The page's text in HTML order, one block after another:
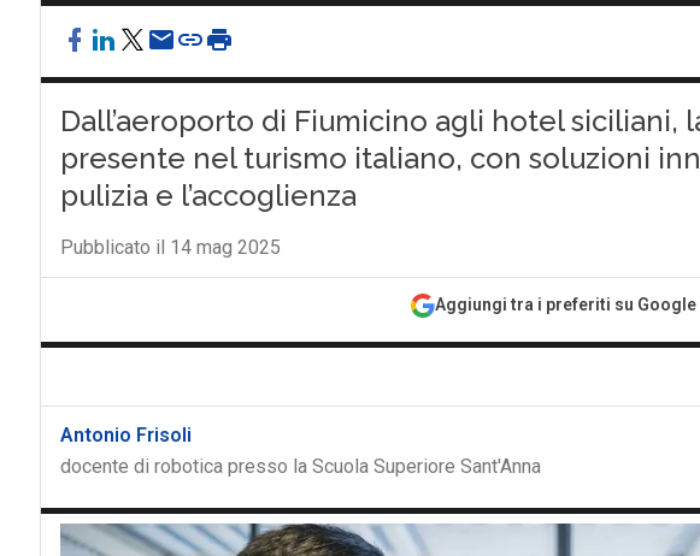
Dall’aeroporto di Fiumicino agli hotel siciliani,
presente nel turismo italiano, con soluzioni
pulizia e l’accoglienza
Pubblicato il 14 mag 2025
Aggiungi tra i preferiti su Google
Antonio Frisoli
docente di robotica presso la Scuola Superiore Sant'Anna